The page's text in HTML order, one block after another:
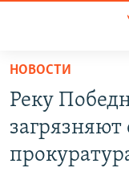
Вернуться
основному
содержанию
Вернутся
СПЕЦПРОЕКТЫ
ВОДА
НОВОСТИ
Реку
загрязняют